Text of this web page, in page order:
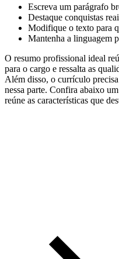
Escreva um parágrafo
Destaque conquistas
Modifique o texto para
Mantenha a linguagem
O resumo profissional ideal
para o cargo e ressalta as
Além disso, o currículo
nessa parte. Confira abaixo
reúne as características que